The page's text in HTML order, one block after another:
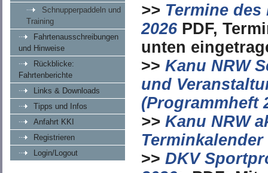
Schnupperpaddeln und
Training
Fahrtenausschreibungen
und Hinweise
Rückblicke:
Fahrtenberichte
Links & Downloads
Tipps und Infos
Anfahrt KKI
Registrieren
Login/Logout
>> Termine
2026 PDF,
unten
>>Kanu NRW
und
(Programmheft
>>Kanu NRW
Terminkalender
>> DKV